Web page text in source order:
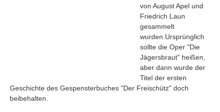
von August Apel und
Friedrich Laun
gesammelt
wurden.Ursprünglich
sollte die Oper "Die
Jägersbraut" heißen,
aber dann wurde der
Titel der ersten
Geschichte des Gespensterbuches "Der Freischütz" doch
beibehalten.